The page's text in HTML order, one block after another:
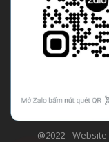
@2022 - Website